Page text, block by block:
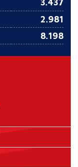
3.437
2.981
8.198